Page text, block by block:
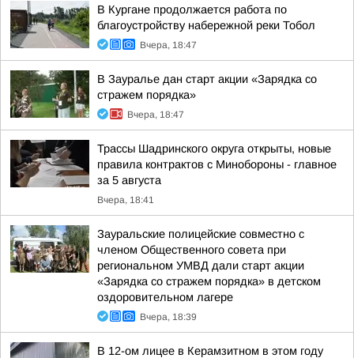
В Кургане продолжается работа по
благоустройству набережной реки Тобол
Вчера, 18:47
В Зауралье дан старт акции «Зарядка со
стражем порядка»
Вчера, 18:47
Трассы Шадринского округа открыты, новые
правила контрактов с Минобороны - главное
за 5 августа
Вчера, 18:41
Зауральские полицейские совместно с
членом Общественного совета при
региональном УМВД дали старт акции
«Зарядка со стражем порядка» в детском
оздоровительном лагере
Вчера, 18:39
В 12-ом лицее в Керамзитном в этом году